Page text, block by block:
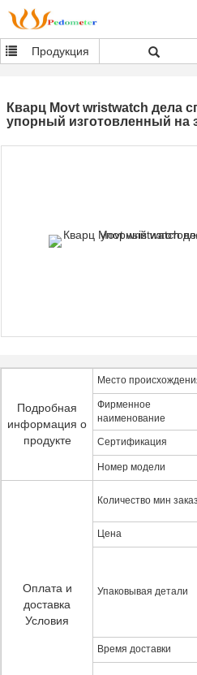
Продукция
Кварц Movt wristwatch дела
упорный изготовленный на
Подробная
информация о
продукте
Место
Фирменное
наименование
Сертификация
Номер модели
Оплата и
доставка
Условия
Количество мин
Цена
Упаковывая детали
Время доставки